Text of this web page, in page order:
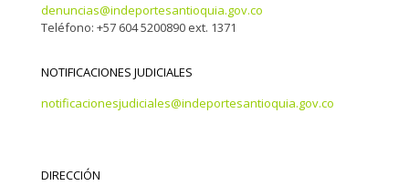
denuncias@indeportesantioquia.gov.co
Teléfono: +57 604 5200890 ext. 1371
NOTIFICACIONES JUDICIALES
notificacionesjudiciales@indeportesantioquia.gov.co
DIRECCIÓN